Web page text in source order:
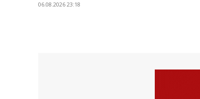
06.08.2026 23:18